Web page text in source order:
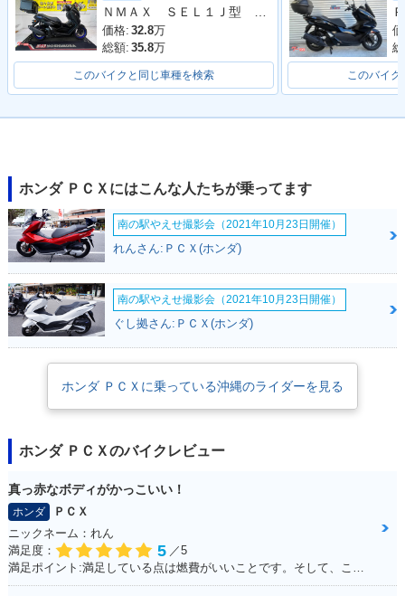
2020年 PCX・特
2018年 PCX・フル
2017年 PCX・カラ
2016年 PCX Speci
al Edition・特別・
限定仕様
2016年 PCX・カラ
ーチェンジ
2015年 PCX・カラ
ーチェンジ
モデルチェンジ
al Edition・特別・
価格: 32.8万
総額: 35.8万
このバイクと同じ車種を検索 このバイク
ホンダ ＰＣＸにはこんな人たちが乗ってます
南の駅やえせ撮影会（2021年10月23日開催）
れんさん:ＰＣＸ(ホンダ)
南の駅やえせ撮影会（2021年10月23日開催）
ぐし拠さん:ＰＣＸ(ホンダ)
ホンダ ＰＣＸに乗っている沖縄のライダーを見る
ホンダ ＰＣＸのバイクレビュー
真っ赤なボディがかっこいい！
ホンダ
ＰＣＸ
ニックネーム：れん
満足度：
5 ／5
満足ポイント:満足している点は燃費がいいことです。そして、この赤色がこだわりポイントです！